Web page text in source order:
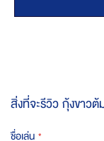
สิ่งที่จะรีวิวกุ้งขาว
ชื่อเล่น